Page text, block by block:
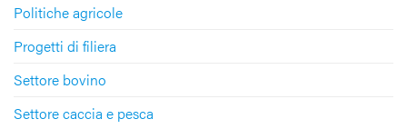
Politiche agricole
Progetti di filiera
Settore bovino
Settore caccia e pesca